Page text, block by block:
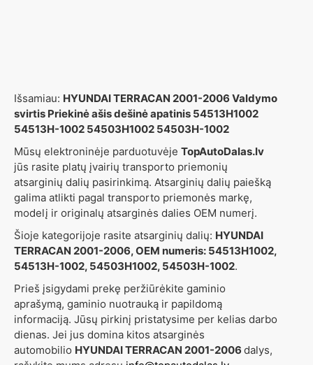
Išsamiau: HYUNDAI TERRACAN 2001-2006 Valdymo
svirtis Priekinė ašis dešinė apatinis 54513H1002
54513H-1002 54503H1002 54503H-1002
Mūsų elektroninėje parduotuvėje TopAutoDalas.lv
jūs rasite platų įvairių transporto priemonių
atsarginių dalių pasirinkimą. Atsarginių dalių paiešką
galima atlikti pagal transporto priemonės markę,
modelį ir originalų atsarginės dalies OEM numerį.
Šioje kategorijoje rasite atsarginių dalių: HYUNDAI
TERRACAN 2001-2006, OEM numeris: 54513H1002,
54513H-1002, 54503H1002, 54503H-1002.
Prieš įsigydami prekę peržiūrėkite gaminio
aprašymą, gaminio nuotrauką ir papildomą
informaciją. Jūsų pirkinį pristatysime per kelias darbo
dienas. Jei jus domina kitos atsarginės
automobilio HYUNDAI TERRACAN 2001-2006 dalys,